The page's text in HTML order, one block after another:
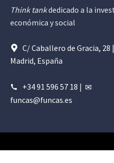
Think tankdedicado a la
económica y social
C/ Caballero de Gracia, 28
Madrid, España
+34 91 596 57 18 |
funcas@funcas.es